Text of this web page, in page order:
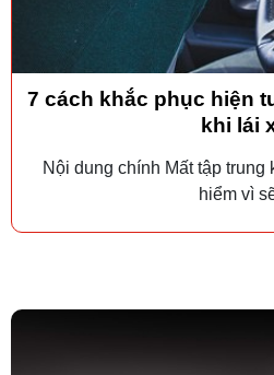
7 cách khắc phục hiện
khi lái
Nội dung chính Mất tập trung
hiểm vì